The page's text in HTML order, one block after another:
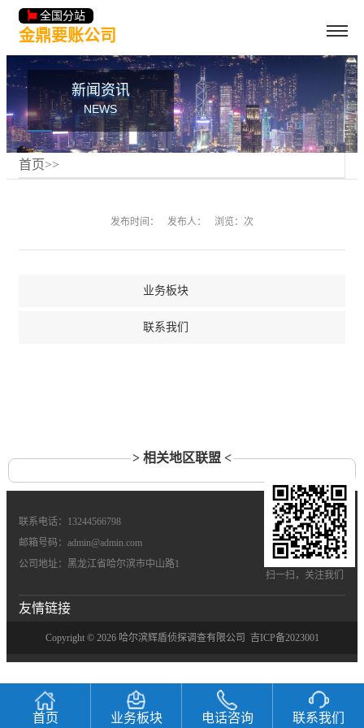
全国分站
金鼎要账公司
新闻资讯
NEWS
首页>>
发布时间： 发布人： 浏览：次
业务板块
联系我们
> 相关地区联盟 <
联系电话：13244566798
邮箱号码：admin@admin.com
公司地址：黑龙江省哈尔滨市中山路1
扫一扫，关注我们
友情链接
Copyright © 2026 哈尔滨辉盾侦探调查有限公司 吉ICP备2023001
首页 业务板块 电话咨询 联系我们